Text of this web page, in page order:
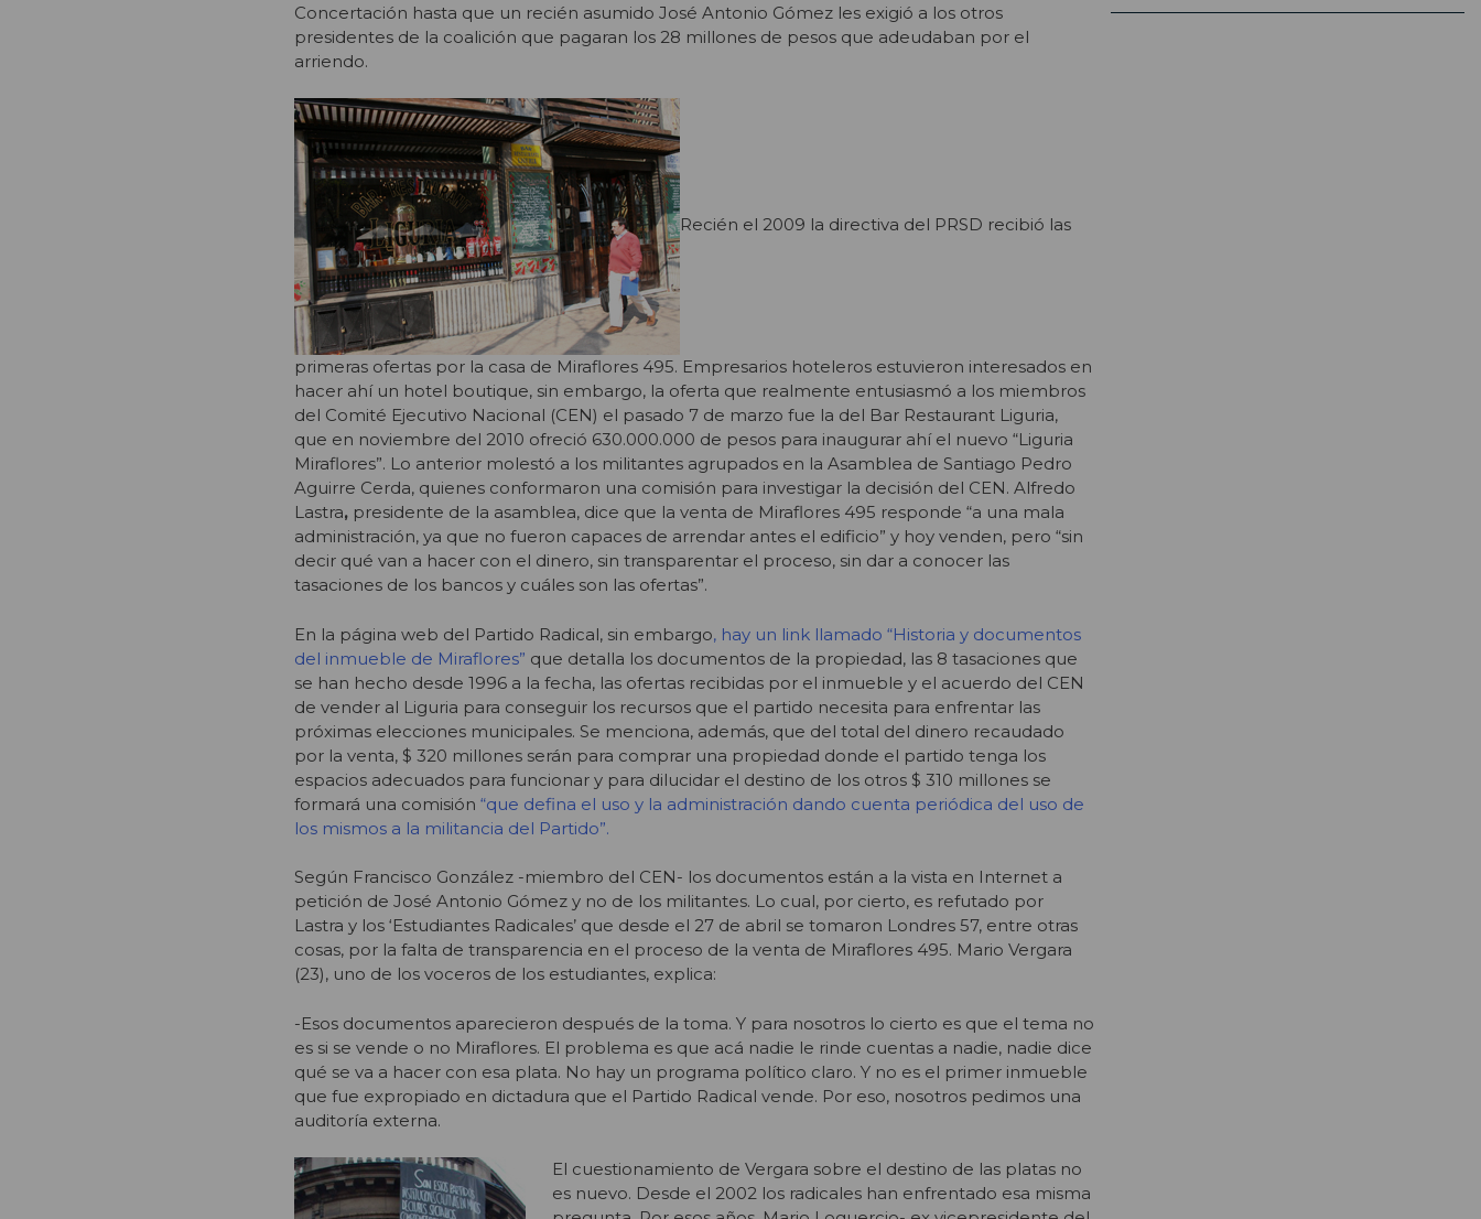
Concertación hasta que un recién asumido José Antonio Gómez les exigió a los otros
presidentes de la coalición que pagaran los 28 millones de pesos que adeudaban por el
arriendo.
Recién el 2009 la directiva del PRSD recibió las
primeras ofertas por la casa de Miraflores 495. Empresarios hoteleros estuvieron interesados en
hacer ahí un hotel boutique, sin embargo, la oferta que realmente entusiasmó a los miembros
del Comité Ejecutivo Nacional (CEN) el pasado 7 de marzo fue la del Bar Restaurant Liguria,
que en noviembre del 2010 ofreció 630.000.000 de pesos para inaugurar ahí el nuevo “Liguria
Miraflores”. Lo anterior molestó a los militantes agrupados en la Asamblea de Santiago Pedro
Aguirre Cerda, quienes conformaron una comisión para investigar la decisión del CEN. Alfredo
Lastra, presidente de la asamblea, dice que la venta de Miraflores 495 responde “a una mala
administración, ya que no fueron capaces de arrendar antes el edificio” y hoy venden, pero “sin
decir qué van a hacer con el dinero, sin transparentar el proceso, sin dar a conocer las
tasaciones de los bancos y cuáles son las ofertas”.
En la página web del Partido Radical, sin embargo, hay un link llamado “Historia y documentos
del inmueble de Miraflores” que detalla los documentos de la propiedad, las 8 tasaciones que
se han hecho desde 1996 a la fecha, las ofertas recibidas por el inmueble y el acuerdo del CEN
de vender al Liguria para conseguir los recursos que el partido necesita para enfrentar las
próximas elecciones municipales. Se menciona, además, que del total del dinero recaudado
por la venta, $ 320 millones serán para comprar una propiedad donde el partido tenga los
espacios adecuados para funcionar y para dilucidar el destino de los otros $ 310 millones se
formará una comisión “que defina el uso y la administración dando cuenta periódica del uso de
los mismos a la militancia del Partido”.
Según Francisco González -miembro del CEN- los documentos están a la vista en Internet a
petición de José Antonio Gómez y no de los militantes. Lo cual, por cierto, es refutado por
Lastra y los ‘Estudiantes Radicales’ que desde el 27 de abril se tomaron Londres 57, entre otras
cosas, por la falta de transparencia en el proceso de la venta de Miraflores 495. Mario Vergara
(23), uno de los voceros de los estudiantes, explica:
-Esos documentos aparecieron después de la toma. Y para nosotros lo cierto es que el tema no
es si se vende o no Miraflores. El problema es que acá nadie le rinde cuentas a nadie, nadie dice
qué se va a hacer con esa plata. No hay un programa político claro. Y no es el primer inmueble
que fue expropiado en dictadura que el Partido Radical vende. Por eso, nosotros pedimos una
auditoría externa.
El cuestionamiento de Vergara sobre el destino de las platas no
es nuevo. Desde el 2002 los radicales han enfrentado esa misma